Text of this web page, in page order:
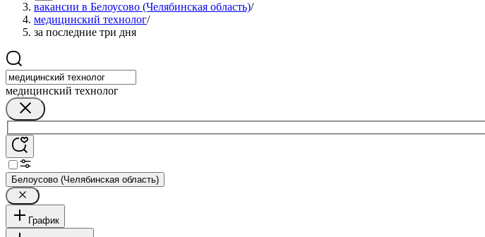
вакансии в Белоусово (Челябинская область)/
медицинский технолог/
за последние три дня
медицинский технолог
Белоусово (Челябинская область)
График